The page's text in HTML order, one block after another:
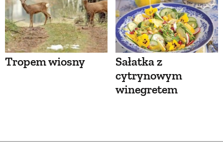
Tropem wiosny
Sałatka z
cytrynowym
winegretem